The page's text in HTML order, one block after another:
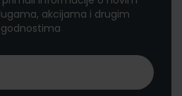
akcijama i drugim